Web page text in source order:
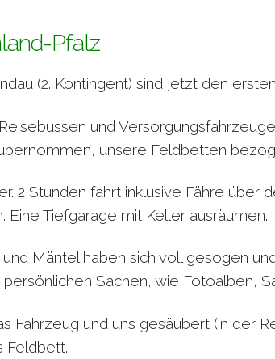
Pfalz
(2. Kontingent) sind jetzt den ersten
und
unsere Feldbetten
2 Stunden fahrt inklusive Fähre über
Tiefgarage mit Keller ausräumen.
Mäntel haben sich voll gesogen
Sachen, wie Fotoalben,
Fahrzeug und uns gesäubert (in der
Feldbett.